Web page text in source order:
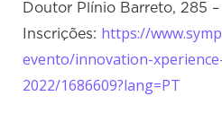
Doutor Plínio Barreto, 285
Inscrições: https://
evento/innovation-
2022/1686609?lang=PT